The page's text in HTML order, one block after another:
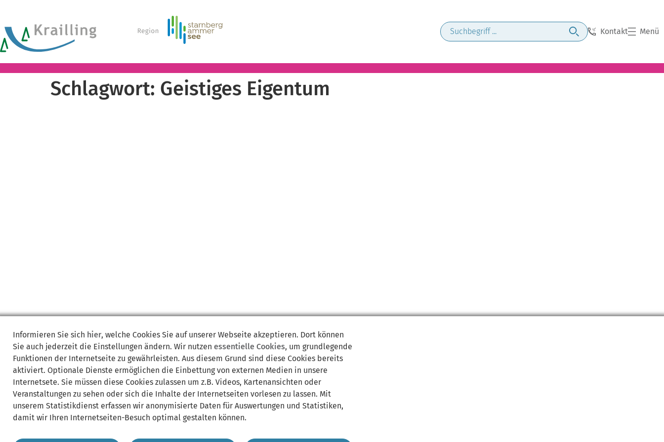
Kontakt Menü
Schlagwort: Geistiges Eigentum
Informieren Sie sich hier, welche Cookies Sie auf unserer Webseite akzeptieren. Dort können
Sie auch jederzeit die Einstellungen ändern. Wir nutzen essentielle Cookies, um grundlegende
Funktionen der Internetseite zu gewährleisten. Aus diesem Grund sind diese Cookies bereits
aktiviert. Optionale Dienste ermöglichen die Einbettung von externen Medien in unsere
Internetsete. Sie müssen diese Cookies zulassen um z.B. Videos, Kartenansichten oder
Veranstaltungen zu sehen oder sich die Inhalte der Internetseiten vorlesen zu lassen. Mit
unserem Statistikdienst erfassen wir anonymisierte Daten für Auswertungen und Statistiken,
damit wir Ihren Internetseiten-Besuch optimal gestalten können.